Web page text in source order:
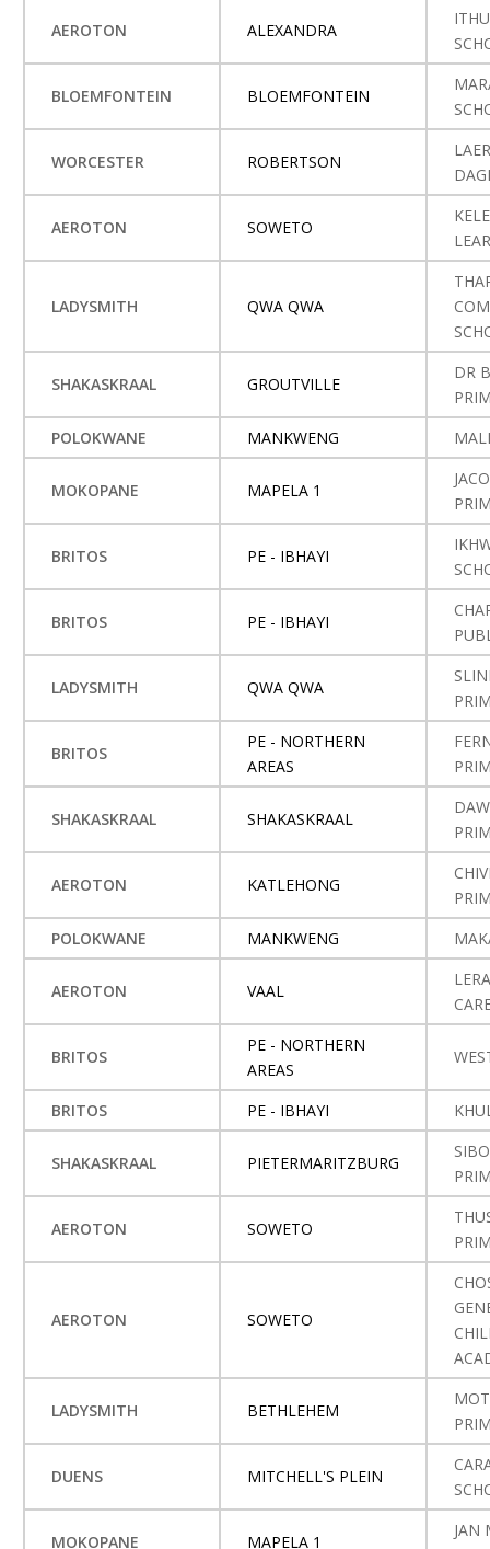
AEROTON ALEXANDRA
BLOEMFONTEIN BLOEMFONTEIN
WORCESTER ROBERTSON
AEROTON SOWETO
LADYSMITH QWA QWA
SHAKASKRAAL GROUTVILLE
DR
POLOKWANE
MANKWENG
MOKOPANE MAPELA 1
BRITOS PE - IBHAYI
BRITOS PE - IBHAYI
LADYSMITH QWA QWA
BRITOS
PE - NORTHERN
AREAS
SHAKASKRAAL SHAKASKRAAL
AEROTON KATLEHONG
POLOKWANE
MANKWENG
AEROTON VAAL
BRITOS
PE - NORTHERN
AREAS
BRITOS PE - IBHAYI
SHAKASKRAAL PIETERMARITZBURG
AEROTON SOWETO
AEROTON SOWETO
LADYSMITH BETHLEHEM
DUENS MITCHELL'S PLEIN
MOKOPANE MAPELA 1
JAN